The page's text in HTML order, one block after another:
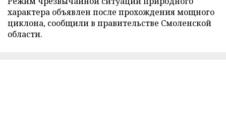
характера объявлен после прохождения мощного
циклона, сообщили в правительстве Смоленской
области.